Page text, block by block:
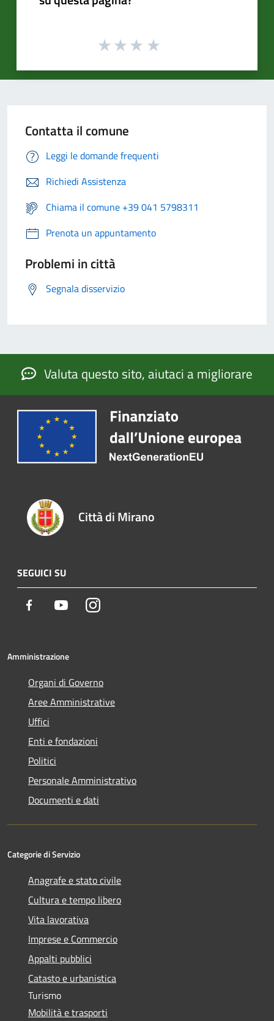
Contatta il comune
Leggi le domande frequenti
Richiedi Assistenza
Chiama il comune +39 041 5798311
Prenota un appuntamento
Problemi in città
Segnala disservizio
Valuta questo sito, aiutaci a migliorare
Città di Mirano
SEGUICI SU
Facebook YoutubeInstagram
Amministrazione
Organi di Governo
Aree Amministrative
Uffici
Enti e fondazioni
Politici
Personale Amministrativo
Documenti e dati
Categorie di Servizio
Anagrafe e stato civile
Cultura e tempo libero
Vita lavorativa
Imprese e Commercio
Appalti pubblici
Catasto e urbanistica
Turismo
Mobilità e trasporti